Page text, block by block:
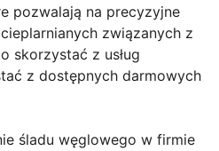
pozwalają na precyzyjne
związanych z
skorzystać z usług
z dostępnych darmowych
śladu węglowego w firmie